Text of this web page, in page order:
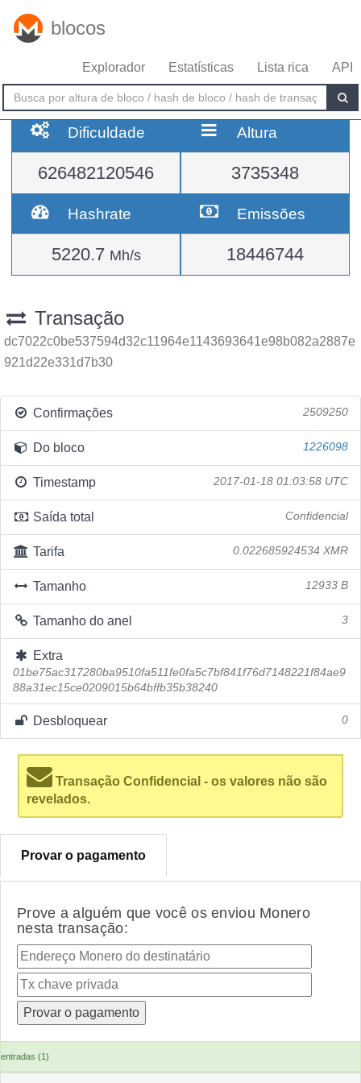
blocos
Explorador Estatísticas Lista rica API
Dificuldade
626482120546
Altura
3735348
Hashrate
5220.7 Mh/s
Emissões
18446744
Transação
dc7022c0be537594d32c11964e1143693641e98b082a2887e
921d22e331d7b30
Confirmações 2509250
Do bloco 1226098
Timestamp 2017-01-18 01:03:58 UTC
Saída total Confidencial
Tarifa 0.022685924534 XMR
Tamanho 12933 B
Tamanho do anel 3
Extra
01be75ac317280ba9510fa511fe0fa5c7bf841f76d7148221f84ae9
88a31ec15ce0209015b64bffb35b38240
Desbloquear 0
Transação Confidencial - os valores não são
revelados.
Provar o pagamento
Prove a alguém que você os enviou Monero
nesta transação:
entradas (1)